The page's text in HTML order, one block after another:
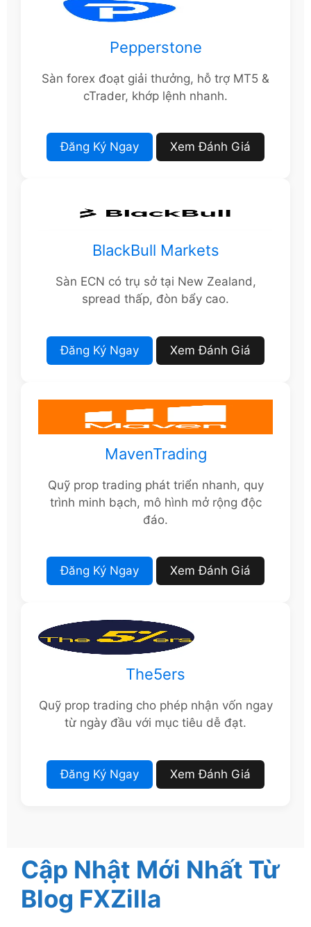
Pepperstone
Sàn forex đoạt giải thưởng, hỗ trợ MT5 &
cTrader, khớp lệnh nhanh.
Đăng Ký Ngay Xem Đánh Giá
BlackBull Markets
Sàn ECN có trụ sở tại New Zealand,
spread thấp, đòn bẩy cao.
Đăng Ký Ngay Xem Đánh Giá
MavenTrading
Quỹ prop trading phát triển nhanh, quy
trình minh bạch, mô hình mở rộng độc
đáo.
Đăng Ký Ngay Xem Đánh Giá
The5ers
Quỹ prop trading cho phép nhận vốn ngay
từ ngày đầu với mục tiêu dễ đạt.
Đăng Ký Ngay Xem Đánh Giá
Cập Nhật Mới Nhất Từ
Blog FXZilla